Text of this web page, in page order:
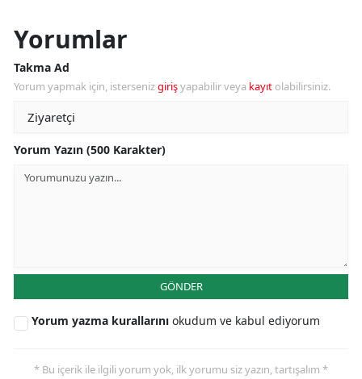
Yorumlar
Takma Ad
Yorum yapmak için, istersenizgirişyapabilir veya kayıt olabilirsiniz.
Yorum Yazın (500 Karakter)
GÖNDER
Yorum yazma kurallarını okudum ve kabul ediyorum
* Bu içerik ile ilgili yorum yok, ilk yorumu siz yazın, tartışalım *